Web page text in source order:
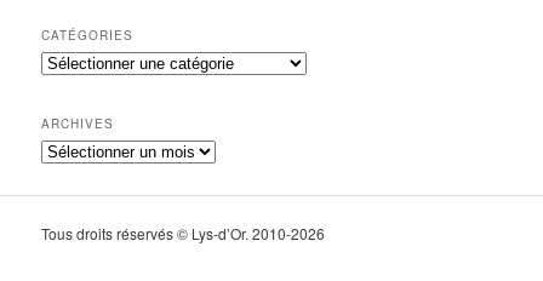
CATÉGORIES
Catégories
ARCHIVES
Archives
Tous droits réservés © Lys-d’Or. 2010-2026